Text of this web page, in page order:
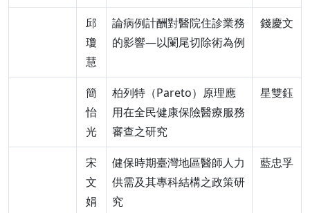
邱
瓊
慧
論病例計酬對醫院住診業務
的影響—以闌尾切除術為例
錢慶文
簡
怡
光
柏列特（Pareto）原理應
用在全民健康保險醫療服務
審查之研究
星雙鈺
宋
文
娟
健保時期臺灣地區醫師人力
供需及其專科結構之政策研
究
藍忠孚